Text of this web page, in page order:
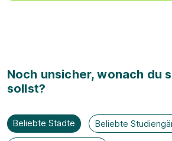
Noch unsicher, wonach du
sollst?
Beliebte Städte Beliebte